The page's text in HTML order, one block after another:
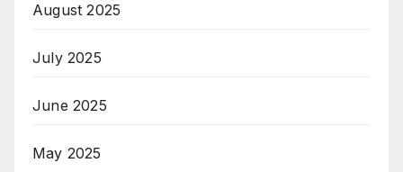
August 2025
July 2025
June 2025
May 2025